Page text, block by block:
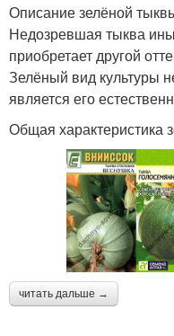
Описание зелёной
Недозревшая тыква
приобретает другой
Зелёный вид культуры
является его
Общая характеристика
читать дальше →